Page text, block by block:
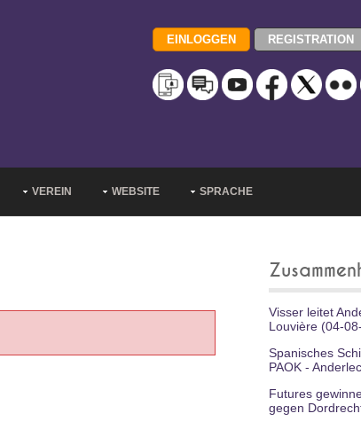
VEREIN WEBSITE SPRACHE
Visser leitet
Louvière (04-
Spanisches
PAOK -
Futures
gegen